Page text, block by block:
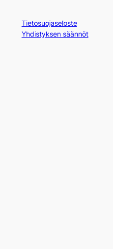
Tietosuojaseloste
Yhdistyksen säännöt